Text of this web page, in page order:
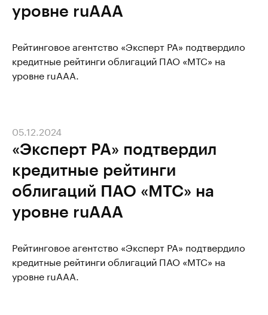
уровне ruAAA
Рейтинговое агентство «Эксперт РА» подтвердило
кредитные рейтинги облигаций ПАО «МТС» на
уровне ruAAA.
«Эксперт РА» подтвердил
кредитные рейтинги
облигаций ПАО «МТС» на
уровне ruAAA
05.12.2024
Рейтинговое агентство «Эксперт РА» подтвердило
кредитные рейтинги облигаций ПАО «МТС» на
уровне ruAAA.